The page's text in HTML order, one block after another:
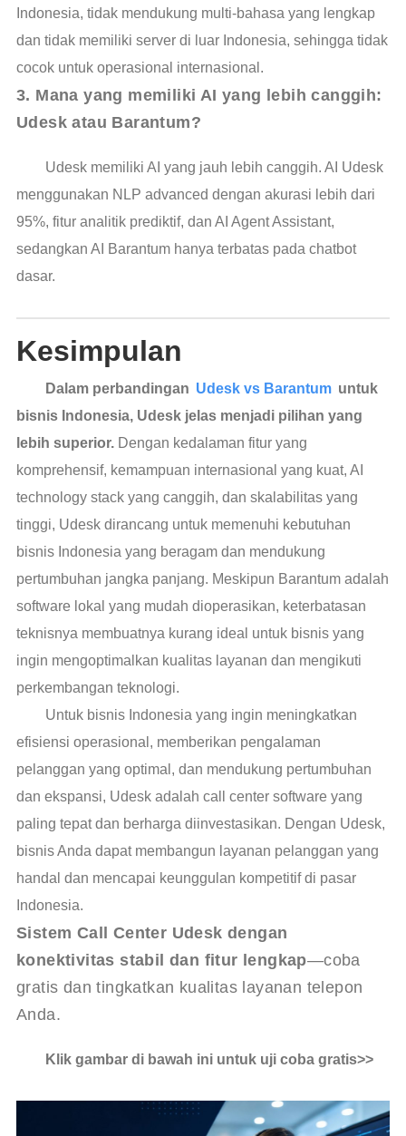
Indonesia, tidak mendukung multi-bahasa yang lengkap
dan tidak memiliki server di luar Indonesia, sehingga tidak
cocok untuk operasional internasional.
3. Mana yang memiliki AI yang lebih canggih:
Udesk atau Barantum?
Udesk memiliki AI yang jauh lebih canggih. AI Udesk
menggunakan NLP advanced dengan akurasi lebih dari
95%, fitur analitik prediktif, dan AI Agent Assistant,
sedangkan AI Barantum hanya terbatas pada chatbot
dasar.
Kesimpulan
Dalam perbandingan Udesk vs Barantum untuk
bisnis Indonesia, Udesk jelas menjadi pilihan yang
lebih superior.Dengan kedalaman fitur yang
komprehensif, kemampuan internasional yang kuat, AI
technology stack yang canggih, dan skalabilitas yang
tinggi, Udesk dirancang untuk memenuhi kebutuhan
bisnis Indonesia yang beragam dan mendukung
pertumbuhan jangka panjang. Meskipun Barantum adalah
software lokal yang mudah dioperasikan, keterbatasan
teknisnya membuatnya kurang ideal untuk bisnis yang
ingin mengoptimalkan kualitas layanan dan mengikuti
perkembangan teknologi.
Untuk bisnis Indonesia yang ingin meningkatkan
efisiensi operasional, memberikan pengalaman
pelanggan yang optimal, dan mendukung pertumbuhan
dan ekspansi, Udesk adalah call center software yang
paling tepat dan berharga diinvestasikan. Dengan Udesk,
bisnis Anda dapat membangun layanan pelanggan yang
handal dan mencapai keunggulan kompetitif di pasar
Indonesia.
Sistem Call Center Udesk dengan
konektivitas stabil dan fitur lengkap—coba
gratis dan tingkatkan kualitas layanan telepon
Anda.
Klik gambar di bawah ini untuk uji coba gratis>>